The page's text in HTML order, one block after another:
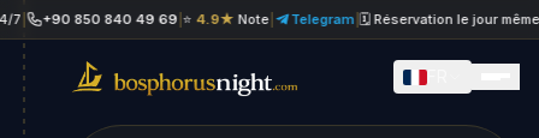
+90 850 840 49 69|⭐ 4.9★ Note| Telegram|🗓 Réservation le jour même |